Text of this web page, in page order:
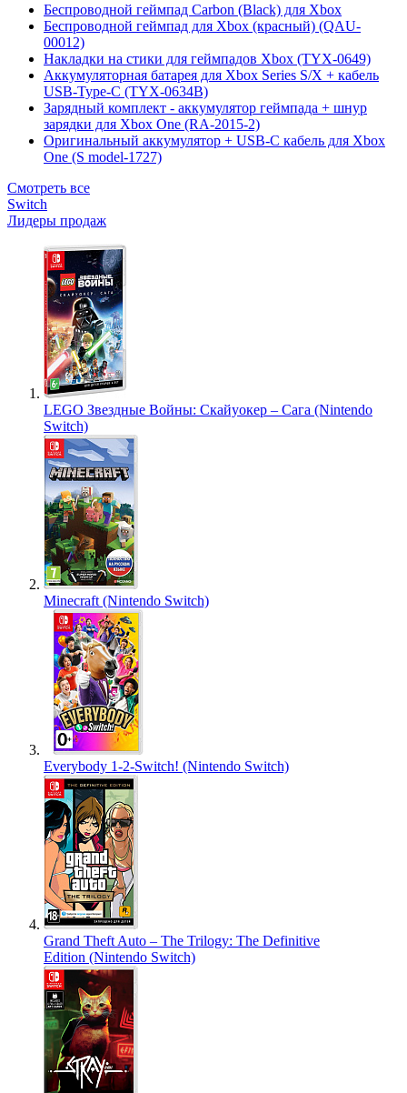
Беспроводной геймпад Carbon (Black) для Xbox
Беспроводной геймпад для Xbox (красный) (QAU-
00012)
Накладки на стики для геймпадов Xbox (TYX-0649)
Аккумуляторная батарея для Xbox Series S/X + кабель
USB-Type-C (TYX-0634B)
Зарядный комплект - аккумулятор геймпада + шнур
зарядки для Xbox One (RA-2015-2)
Оригинальный аккумулятор + USB-C кабель для Xbox
One (S model-1727)
Смотреть все
Switch
Лидеры продаж
LEGO Звездные Войны: Скайуокер – Сага (Nintendo
Switch)
Minecraft (Nintendo Switch)
Everybody 1-2-Switch! (Nintendo Switch)
Grand Theft Auto – The Trilogy: The Definitive
Edition (Nintendo Switch)